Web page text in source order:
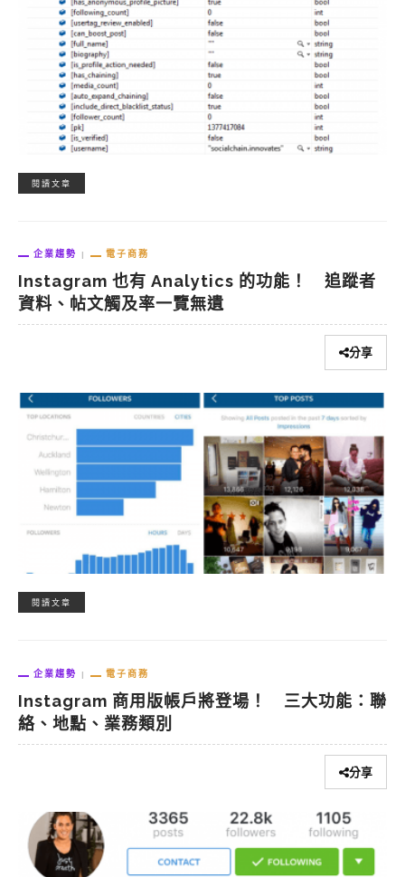
閱讀文章
企業趨勢 電子商務
Instagram 也有 Analytics 的功能！ 追蹤者
資料、帖文觸及率一覽無遺
分享
閱讀文章
企業趨勢 電子商務
Instagram 商用版帳戶將登場！ 三大功能：聯
絡、地點、業務類別
分享